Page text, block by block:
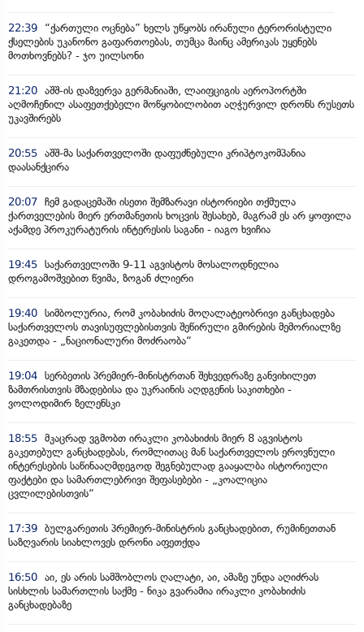
22:39
“ქართული ოცნება” ხელს უწყობს ირანული ტერორისტული
ქსელების უკანონო გაფართოებას, თუმცა მაინც ამერიკას უყენებს
მოთხოვნებს? - ჯო უილსონი
21:20 აშშ-ის დაზვერვა გერმანიაში, ლაიფციგის აეროპორტში
აღმოჩენილ ასაფეთქებელი მოწყობილობით აღჭურვილ დრონს რუსეთს
უკავშირებს
20:55 აშშ-მა საქართველოში დაფუძნებული კრიპტოკომპანია
დაასანქცირა
20:07 ჩემ გადაცემაში ისეთი შემზარავი ისტორიები თქმულა
ქართველების მიერ ერთმანეთის ხოცვის შესახებ, მაგრამ ეს არ ყოფილა
აქამდე პროკურატურის ინტერესის საგანი - იაგო ხვიჩია
19:45 საქართველოში 9-11 აგვისტოს მოსალოდნელია
დროგამოშვებით წვიმა, ზოგან ძლიერი
19:40 სიმბოლურია, რომ კობახიძის მოღალატეობრივი განცხადება
საქართველოს თავისუფლებისთვის შეწირული გმირების მემორიალზე
გაკეთდა - „ნაციონალური მოძრაობა“
19:04 სერბეთის პრემიერ-მინისტრთან შეხვედრაზე განვიხილეთ
ზამთრისთვის მზადებისა და უკრაინის აღდგენის საკითხები -
ვოლოდიმირ ზელენსკი
18:55 მკაცრად ვგმობთ ირაკლი კობახიძის მიერ 8 აგვისტოს
გაკეთებულ განცხადებას, რომლითაც მან საქართველოს ეროვნული
ინტერესების საწინააღმდეგოდ შეგნებულად გააყალბა ისტორიული
ფაქტები და სამართლებრივი შეფასებები - „კოალიცია
ცვლილებისთვის“
17:39 ბულგარეთის პრემიერ-მინისტრის განცხადებით, რუმინეთთან
საზღვარის სიახლოვეს დრონი აფეთქდა
16:50 აი, ეს არის სამშობლოს ღალატი, აი, ამაზე უნდა აღიძრას
სისხლის სამართლის საქმე - ნიკა გვარამია ირაკლი კობახიძის
განცხადებაზე